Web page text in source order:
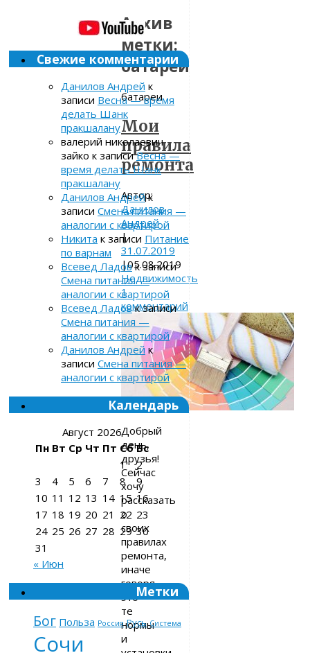
Архив
метки:
батареи
батареи
Мои
правила
ремонта
Автор:
Данилов
Андрей
|
31.07.2019
|05.08.2019
Недвижимость
1
комментарий
Добрый
день,
друзья!
Сейчас
хочу
рассказать
о
своих
правилах
ремонта,
иначе
говоря,
это
те
нормы
и
Свежие комментарии
Данилов Андрей к
записи Весна — время
делать Шанк
пракшалану
валерий николаевич
зайко к записиВесна —
время делать Шанк
пракшалану
Данилов Андрейк
записи Смена питания —
аналогии с квартирой
Никита к записи Питание
по варнам
Всевед Ладовк записи
Смена питания —
аналогии с квартирой
Всевед Ладовк записи
Смена питания —
аналогии с квартирой
Данилов Андрей к
записи Смена питания —
аналогии с квартирой
Календарь
Август 2026
Пн Вт Ср Чт Пт Сб Вс
1
2
3
4 5 6 7 8
9
10 11 12 13 14 15 16
17 18 19 20 21 22 23
24 25 26 27 28 29 30
31
« Июн
Метки
Бог Польза Россия Русь Система
Сочи